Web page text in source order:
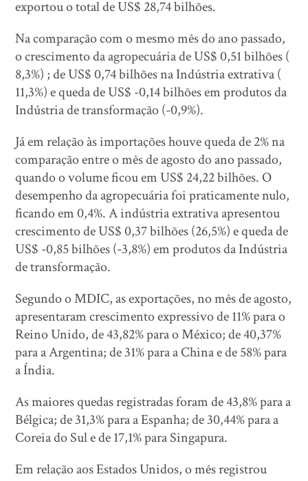
exportou o total de US$ 28,74 bilhões.
Na comparação com o mesmo mês do ano passado,
o crescimento da agropecuária de US$ 0,51 bilhões (
8,3%) ; de US$ 0,74 bilhões na Indústria extrativa (
11,3%) e queda de US$ -0,14 bilhões em produtos da
Indústria de transformação (-0,9%).
Já em relação às importações houve queda de 2% na
comparação entre o mês de agosto do ano passado,
quando o volume ficou em US$ 24,22 bilhões. O
desempenho da agropecuária foi praticamente nulo,
ficando em 0,4%. A indústria extrativa apresentou
crescimento de US$ 0,37 bilhões (26,5%) e queda de
US$ -0,85 bilhões (-3,8%) em produtos da Indústria
de transformação.
Segundo o MDIC, as exportações, no mês de agosto,
apresentaram crescimento expressivo de 11% para o
Reino Unido, de 43,82% para o México; de 40,37%
para a Argentina; de 31% para a China e de 58% para
a Índia.
As maiores quedas registradas foram de 43,8% para a
Bélgica; de 31,3% para a Espanha; de 30,44% para a
Coreia do Sul e de 17,1% para Singapura.
Em relação aos Estados Unidos, o mês registrou